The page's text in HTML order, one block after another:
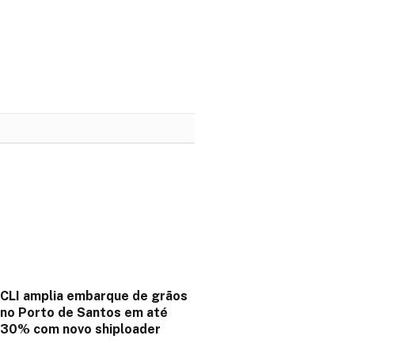
CLI amplia embarque de grãos
no Porto de Santos em até
30% com novo shiploader